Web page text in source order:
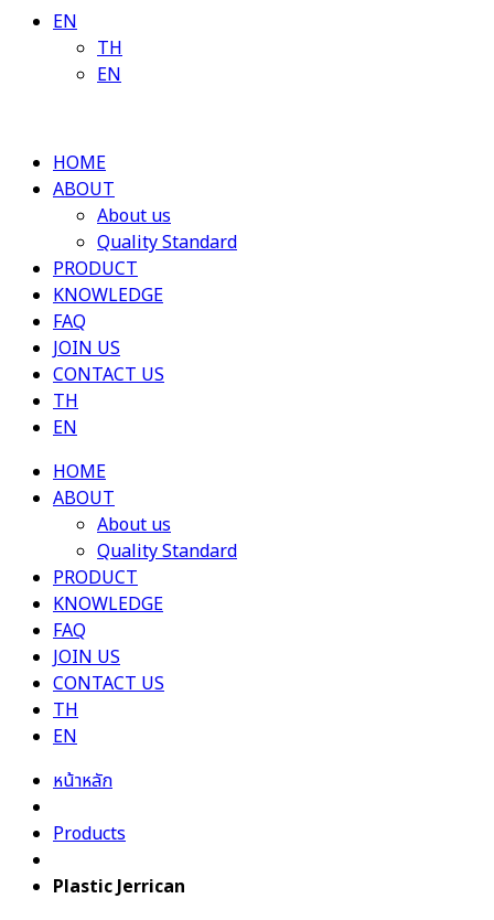
EN
TH
EN
HOME
ABOUT
About us
Quality Standard
PRODUCT
KNOWLEDGE
FAQ
JOIN US
CONTACT US
TH
EN
HOME
ABOUT
About us
Quality Standard
PRODUCT
KNOWLEDGE
FAQ
JOIN US
CONTACT US
TH
EN
หน้าหลัก
Products
Plastic Jerrican